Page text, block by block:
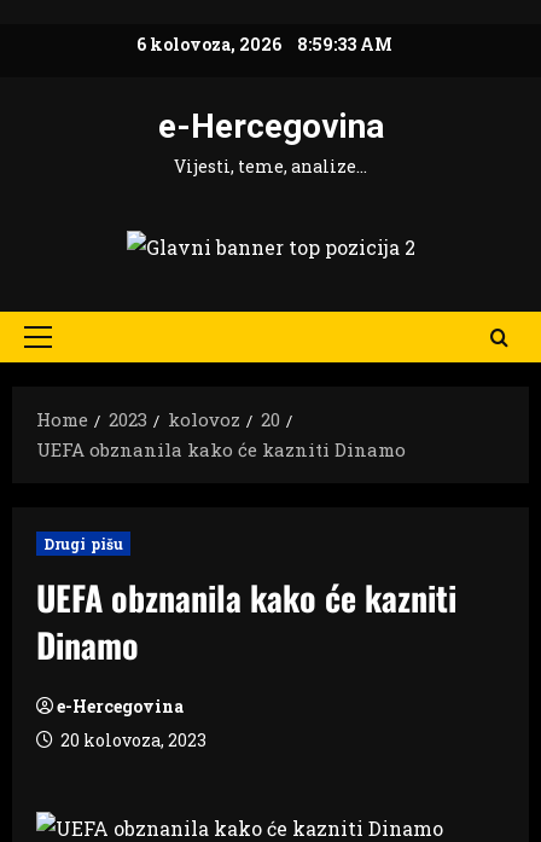
6 kolovoza, 2026 8:59:34 AM
e-Hercegovina
Vijesti, teme, analize…
Primary
Home
2023 kolovoz
20
UEFA obznanila kako će kazniti Dinamo
Drugi pišu
UEFA obznanila kako će kazniti
Dinamo
e-Hercegovina
20 kolovoza, 2023